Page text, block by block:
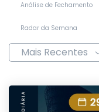
Análise de Fechamento
Radar da Semana